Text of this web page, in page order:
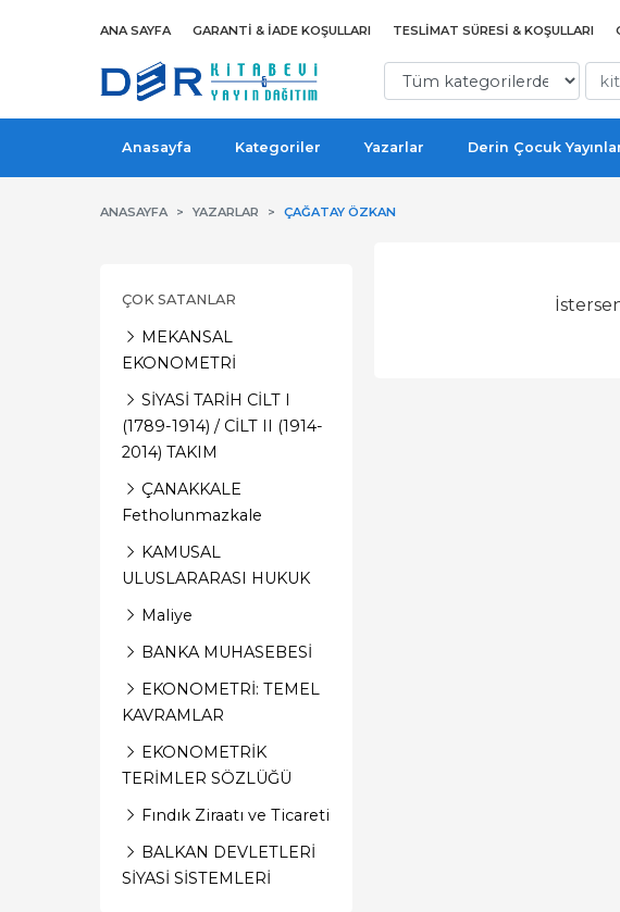
ANA SAYFA GARANTI & İADE KOŞULLARI TESLIMAT SÜRESI & KOŞULLARI
Anasayfa Kategoriler Yazarlar Derin Çocuk
ANASAYFA YAZARLAR ÇAĞATAY ÖZKAN
ÇOK SATANLAR
MEKANSAL
EKONOMETRİ
SİYASİ TARİH CİLT I
(1789-1914) / CİLT II (1914-
2014) TAKIM
ÇANAKKALE
Fetholunmazkale
KAMUSAL
ULUSLARARASI HUKUK
Maliye
BANKA MUHASEBESİ
EKONOMETRİ: TEMEL
KAVRAMLAR
EKONOMETRİK
TERİMLER SÖZLÜĞÜ
Fındık Ziraatı ve Ticareti
BALKAN DEVLETLERİ
SİYASİ SİSTEMLERİ